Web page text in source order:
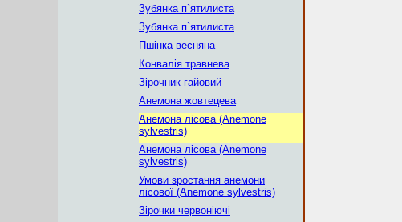
Зубянка п`ятилиста
Зубянка п`ятилиста
Пшінка весняна
Конвалія травнева
Зірочник гайовий
Анемона жовтецева
Анемона лісова (Anemone
sylvestris)
Анемона лісова (Anemone
sylvestris)
Умови зростання анемони
лісової (Anemone sylvestris)
Зірочки червоніючі